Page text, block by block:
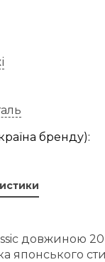
бренду):
довжиною 20
японського